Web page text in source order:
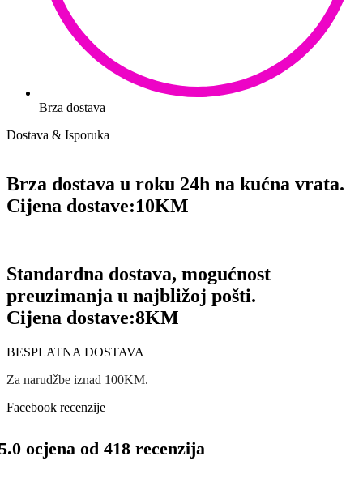
Brza dostava
Dostava & Isporuka
Brza dostava u roku 24h na kućna vrata.
Cijena dostave:10KM
Standardna dostava, mogućnost
preuzimanja u najbližoj pošti.
Cijena dostave:8KM
BESPLATNA DOSTAVA
Za narudžbe iznad 100KM.
Facebook recenzije
ocjena od 418 recenzija